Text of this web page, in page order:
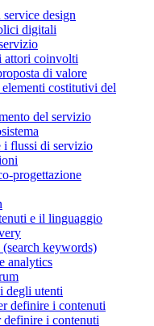
design
digitali
attori coinvolti
di valore
costitutivi del
del servizio
i flussi di servizio
progettazione
e il linguaggio
keywords)
analytics
degli utenti
definire i contenuti
definire i contenuti